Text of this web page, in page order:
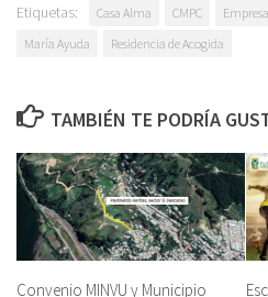
Etiquetas: Casa Alma CMPC
María Ayuda
Residencia de Acogida
TAMBIÉN TE PODRÍA
Convenio MINVU y Municipio